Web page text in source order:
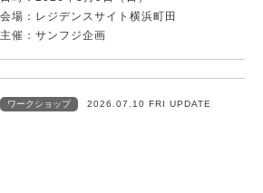
会場：レジデンスサイト横浜町田
主催：サンフジ企画
ワークショップ 2026.07.10 FRI UPDATE